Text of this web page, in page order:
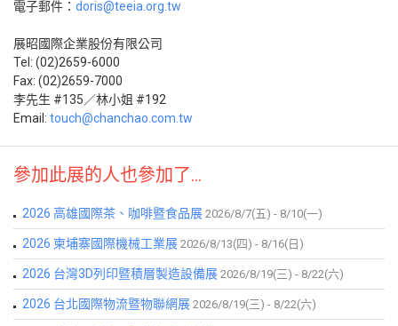
電子郵件： doris@teeia.org.tw
展昭國際企業股份有限公司
Tel: (02)2659-6000
Fax: (02)2659-7000
李先生 #135／林小姐 #192
Email: touch@chanchao.com.tw
參加此展的人也參加了...
2026 高雄國際茶、咖啡暨食品展 2026/8/7(五) - 8/10(一)
2026 柬埔寨國際機械工業展 2026/8/13(四) - 8/16(日)
2026 台灣3D列印暨積層製造設備展 2026/8/19(三) - 8/22(六)
2026 台北國際物流暨物聯網展 2026/8/19(三) - 8/22(六)